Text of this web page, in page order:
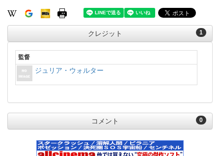
1
クレジット
監督
ジュリア・ウォルター
0
コメント